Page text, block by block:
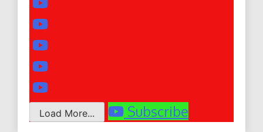
Load More... Subscribe